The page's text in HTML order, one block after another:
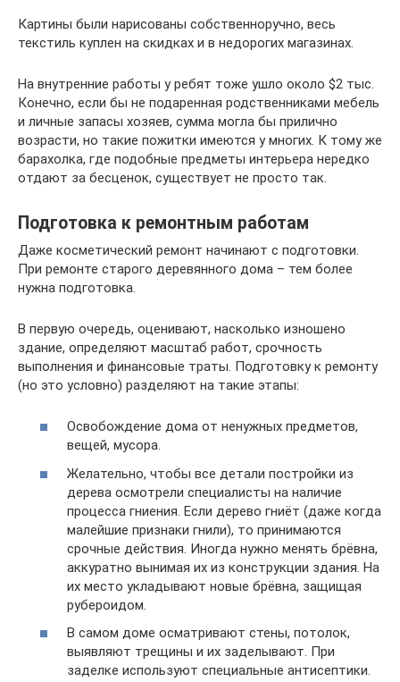
Картины были нарисованы собственноручно, весь
текстиль куплен на скидках и в недорогих магазинах.
На внутренние работы у ребят тоже ушло около $2 тыс.
Конечно, если бы не подаренная родственниками мебель
и личные запасы хозяев, сумма могла бы прилично
возрасти, но такие пожитки имеются у многих. К тому же
барахолка, где подобные предметы интерьера нередко
отдают за бесценок, существует не просто так.
Подготовка к ремонтным работам
Даже косметический ремонт начинают с подготовки.
При ремонте старого деревянного дома – тем более
нужна подготовка.
В первую очередь, оценивают, насколько изношено
здание, определяют масштаб работ, срочность
выполнения и финансовые траты. Подготовку к ремонту
(но это условно) разделяют на такие этапы:
Освобождение дома от ненужных предметов,
вещей, мусора.
Желательно, чтобы все детали постройки из
дерева осмотрели специалисты на наличие
процесса гниения. Если дерево гниёт (даже когда
малейшие признаки гнили), то принимаются
срочные действия. Иногда нужно менять брёвна,
аккуратно вынимая их из конструкции здания. На
их место укладывают новые брёвна, защищая
рубероидом.
В самом доме осматривают стены, потолок,
выявляют трещины и их заделывают. При
заделке используют специальные антисептики.